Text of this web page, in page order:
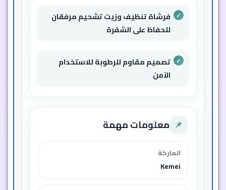
فرشاة تنظيف وزيت تشحيم مرفقان
للحفاظ على الشفرة
تصميم مقاوم للرطوبة للاستخدام
الآمن
📌 معلومات مهمة
الماركة
Kemei